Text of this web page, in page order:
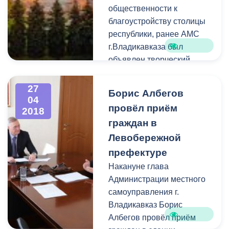
следующие работы:
общественности к
благоустройству столицы
республики, ранее АМС
г.Владикавказа был
объявлен творческий
проекта архитектурной
формы – знака,
обозначающего въезд
во Владикавказ со
стороны Военно-
Грузинской дороги»
27
04
2018
Борис Албегов
провёл приём
граждан в
Левобережной
префектуре
Накануне глава
Администрации местного
самоуправления г.
Владикавказ Борис
Албегов провёл приём